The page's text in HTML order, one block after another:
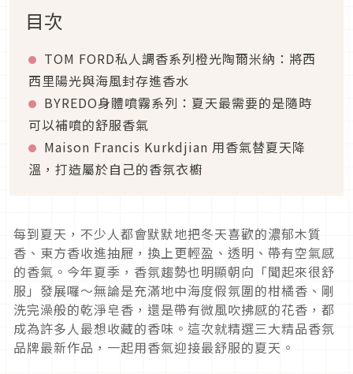
目次
TOM FORD私人調香系列橙光陶爾米納：將西
西里陽光與海風封存進香水
BYREDO身體噴霧系列：夏天最需要的是隨時
可以補噴的舒服香氣
Maison Francis Kurkdjian 用香氣替夏天降
溫，打造屬於自己的香氛衣櫥
每到夏天，不少人都會默默地把冬天喜歡的濃郁木質
香、東方香收進抽屜，換上更輕盈、透明、帶有空氣感
的香氣。今年夏季，香氛趨勢也明顯朝向「聞起來很舒
服」發展囉～無論是充滿地中海度假氛圍的柑橘香、剛
洗完澡般的乾淨皂香，還是帶有微風吹拂感的花香，都
成為許多人最想收藏的香味。這次就精選三大精品香氛
品牌最新作品，一起用香氣迎接最舒服的夏天。